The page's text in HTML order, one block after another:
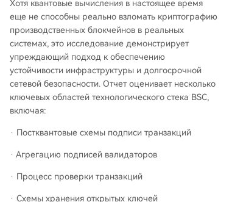
Хотя квантовые вычисления в настоящее время
еще не способны реально взломать криптографию
производственных блокчейнов в реальных
системах, это исследование демонстрирует
упреждающий подход к обеспечению
устойчивости инфраструктуры и долгосрочной
сетевой безопасности. Отчет оценивает несколько
ключевых областей технологического стека BSC,
включая:
· Постквантовые схемы подписи транзакций
· Агрегацию подписей валидаторов
· Процесс проверки транзакций
· Схемы хранения открытых ключей